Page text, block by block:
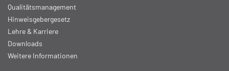
Qualitätsmanagement
Hinweisgebergesetz
Lehre & Karriere
Downloads
Weitere Informationen